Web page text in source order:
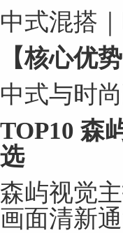
中式混搭
【核心优势
中式与时
TOP10 森
选
森屿视觉
画面清新